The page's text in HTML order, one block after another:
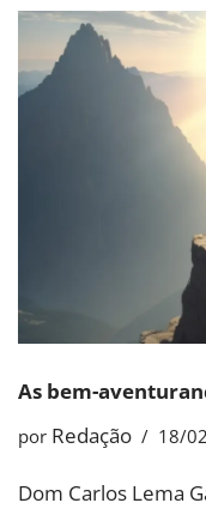
As bem-
por Redação 18/
Dom Carlos Lema